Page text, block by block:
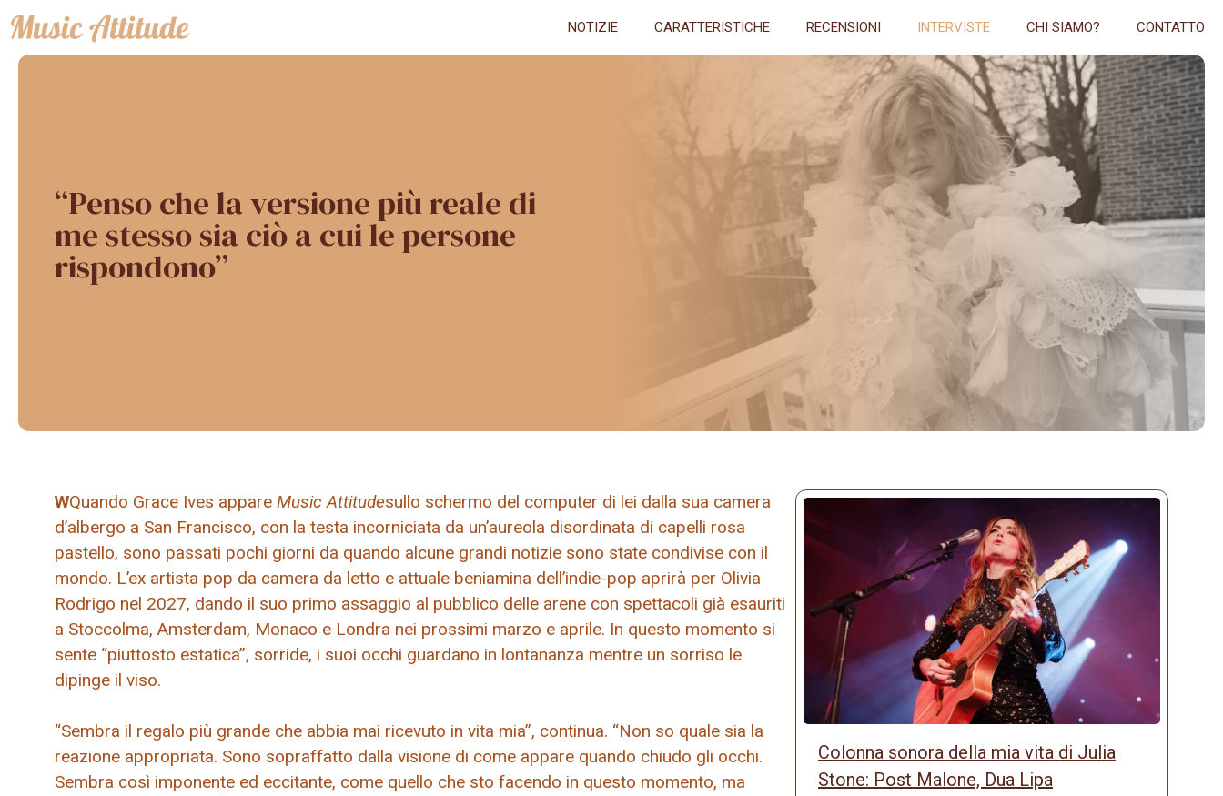
Vai
al
contenuto
NOTIZIE CARATTERISTICHE RECENSIONI INTERVISTE CHI SIAMO? CONTATTO
“Penso che la versione più reale di
me stesso sia ciò a cui le persone
rispondono”
WQuando Grace Ives appare Music Attitudesullo schermo del computer di lei dalla sua camera
d’albergo a San Francisco, con la testa incorniciata da un’aureola disordinata di capelli rosa
pastello, sono passati pochi giorni da quando alcune grandi notizie sono state condivise con il
mondo. L’ex artista pop da camera da letto e attuale beniamina dell’indie-pop aprirà per Olivia
Rodrigo nel 2027, dando il suo primo assaggio al pubblico delle arene con spettacoli già esauriti
a Stoccolma, Amsterdam, Monaco e Londra nei prossimi marzo e aprile. In questo momento si
sente “piuttosto estatica”, sorride, i suoi occhi guardano in lontananza mentre un sorriso le
dipinge il viso.
“Sembra il regalo più grande che abbia mai ricevuto in vita mia”, continua. “Non so quale sia la
reazione appropriata. Sono sopraffatto dalla visione di come appare quando chiudo gli occhi.
Sembra così imponente ed eccitante, come quello che sto facendo in questo momento, ma
Colonna sonora della mia vita di Julia
Stone: Post Malone, Dua Lipa